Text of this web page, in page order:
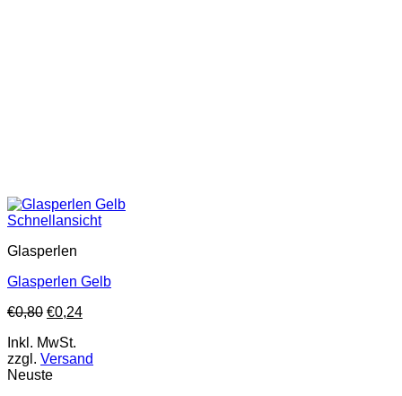
Schnellansicht
Glasperlen
Glasperlen Gelb
€0,80 €0,24
Inkl. MwSt.
zzgl. Versand
Neuste